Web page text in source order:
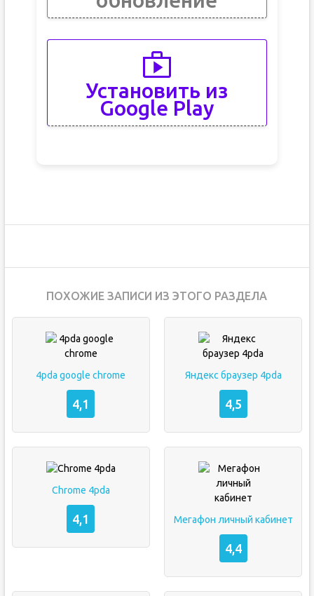
Установить из
Google Play
ПОХОЖИЕ ЗАПИСИ ИЗ ЭТОГО РАЗДЕЛА
4pda google chrome
4,1
Яндекс браузер 4pda
4,5
Chrome 4pda
4,1 Мегафон личный кабинет
4,4